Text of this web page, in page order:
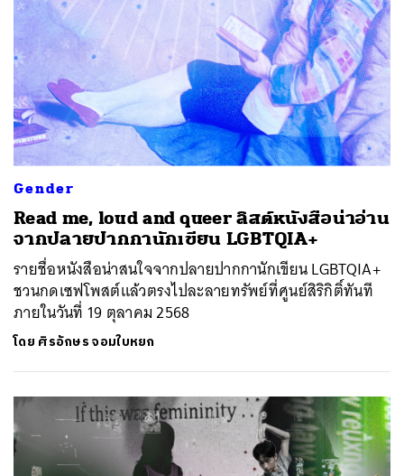
Gender
Read me, loud and queer ลิสต์หนังสือน่าอ่าน
จากปลายปากกานักเขียน LGBTQIA+
รายชื่อหนังสือน่าสนใจจากปลายปากกานักเขียน LGBTQIA+
ชวนกดเซฟโพสต์แล้วตรงไปละลายทรัพย์ที่ศูนย์สิริกิติ์ทันที
ภายในวันที่ 19 ตุลาคม 2568
โดย ศิรอักษร จอมใบหยก